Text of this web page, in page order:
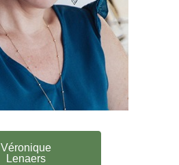
Véronique
Lenaers